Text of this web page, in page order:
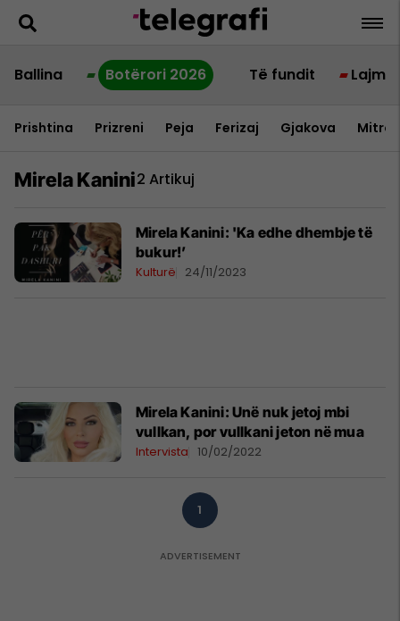
Ballina Botërori 2026 Të fundit Lajme
Prishtina Prizreni Peja Ferizaj Gjakova
Mirela Kanini2 Artikuj
Mirela Kanini: 'Ka edhe dhembje të
bukur!’
Kulturë 24/11/2023
Mirela Kanini: Unë nuk jetoj mbi
vullkan, por vullkani jeton në mua
Intervista 10/02/2022
1